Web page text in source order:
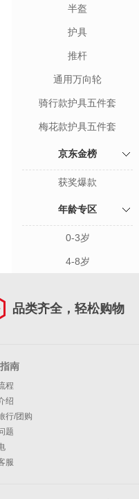
半盔
护具
推杆
通用万向轮
骑行款护具五件套
梅花款护具五件套
京东金榜
获奖爆款
年龄专区
0-3岁
4-8岁
品类齐全，轻松购物
南
程
绍
行/团购
题
服